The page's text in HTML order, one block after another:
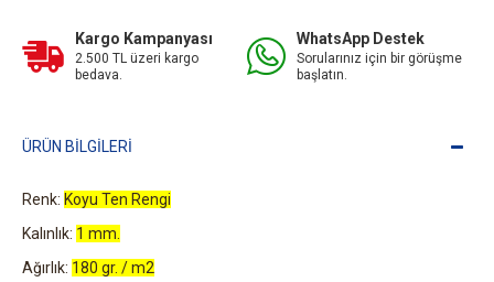
Kargo Kampanyası
2.500 TL üzeri kargo
bedava.
WhatsApp Destek
Sorularınız için bir görüşme
başlatın.
ÜRÜN BILGILERI
Renk: Koyu Ten Rengi
Kalınlık: 1 mm.
Ağırlık: 180 gr. / m2